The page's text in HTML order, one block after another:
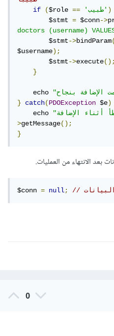
if
($role == 'طبيب')
        $stmt
= $conn->
doctors (username)
        $stmt
->bindParam
$username);
        $stmt
->execute();
}
    echo
}
catch(PDOException $e)
    echo
>getMessage();
}
بعد الانتهاء من العمليات.
$conn = null;
0